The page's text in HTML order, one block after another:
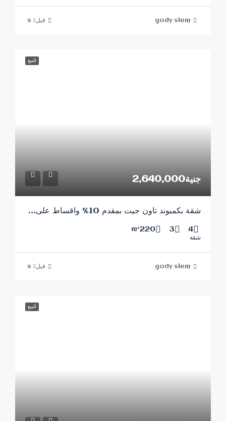
gody slem قبل٪ s
للبيع
جنية2,640,000
شقة بكمبوند تاون جيت بمقدم 10% واقساط على8 سنوات
4
3
220
m²
شقة
gody slem قبل٪ s
للبيع